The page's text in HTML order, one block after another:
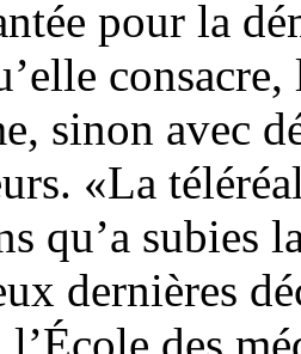
pour la
sinon avec
«La
qu’a subies
dernières